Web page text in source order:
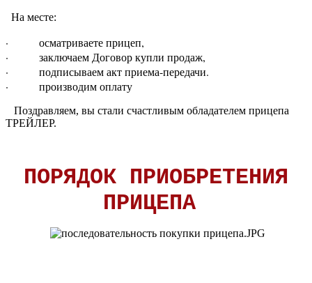
На месте:
· осматриваете прицеп,
· заключаем Договор купли продаж,
· подписываем акт приема-передачи.
· производим оплату
Поздравляем, вы стали счастливым обладателем прицепа
ТРЕЙЛЕР.
ПОРЯДОК ПРИОБРЕТЕНИЯ
ПРИЦЕПА